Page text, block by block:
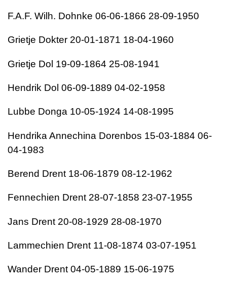
F.A.F. Wilh. Dohnke 06-06-1866 28-09-1950
Grietje Dokter 20-01-1871 18-04-1960
Grietje Dol 19-09-1864 25-08-1941
Hendrik Dol 06-09-1889 04-02-1958
Lubbe Donga 10-05-1924 14-08-1995
Hendrika Annechina Dorenbos 15-03-1884 06-
04-1983
Berend Drent 18-06-1879 08-12-1962
Fennechien Drent 28-07-1858 23-07-1955
Jans Drent 20-08-1929 28-08-1970
Lammechien Drent 11-08-1874 03-07-1951
Wander Drent 04-05-1889 15-06-1975